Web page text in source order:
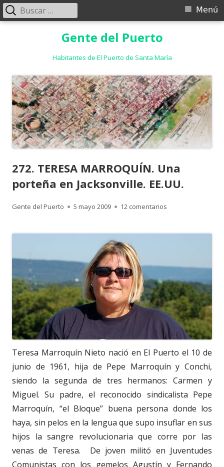
Gente del Puerto
Habitantes de El Puerto de Santa María
Menú
Menú
Buscar:
272. TERESA MARROQUÍN. Una
porteña en Jacksonville. EE.UU.
Autor
Gente del Puerto
Publicado
5 mayo 2009 12 comentarios
Teresa Marroquín Nieto nació en El Puerto el 10 de
junio de 1961, hija de Pepe Marroquín y Conchi,
siendo la segunda de tres hermanos: Carmen y
Miguel. Su padre, el reconocido sindicalista Pepe
Marroquín, “el Bloque” buena persona donde los
haya, sin pelos en la lengua que supo insuflar en sus
hijos la sangre revolucionaria que corre por las
venas de Teresa. De joven militó en Juventudes
Comunistas con los gemelos Agustín y Fernando